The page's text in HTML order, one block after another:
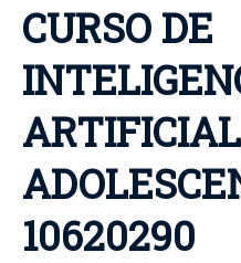
CURSO DE
10620290